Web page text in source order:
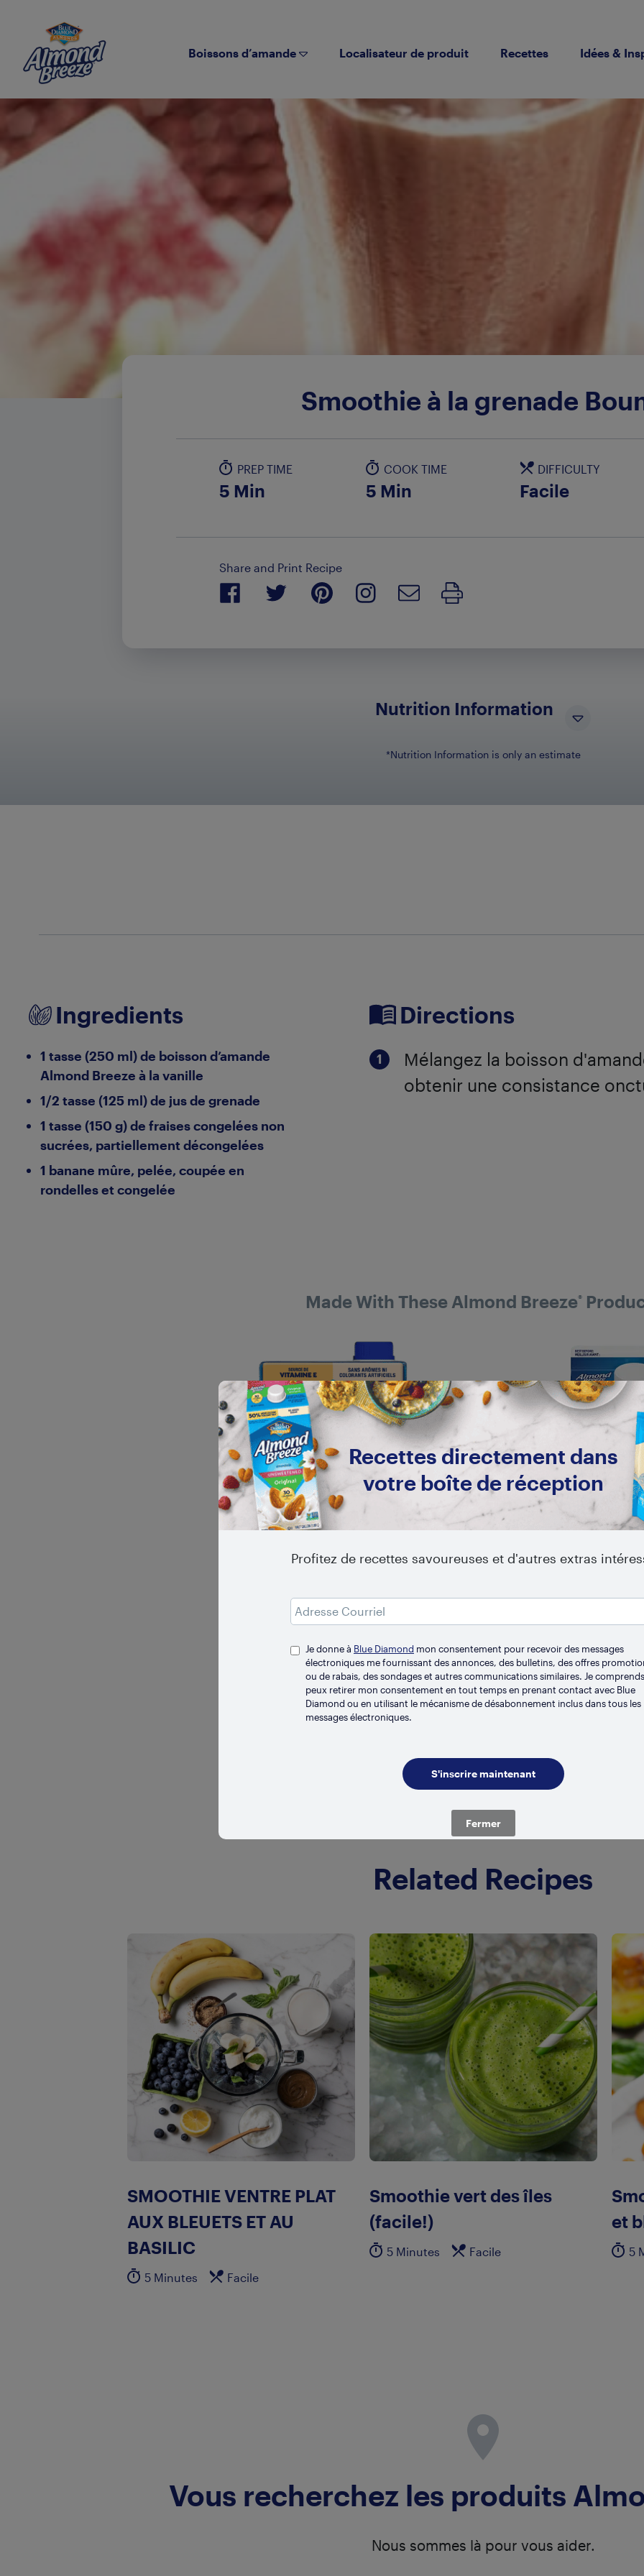
Almond Breeze
Boissons d’amande
Localisateur de produit Recettes Idées &
Smoothie à la grenade
PREP TIME
5 Min
COOK TIME
5 Min
DIFFICULTY
Facile
Share and Print Recipe
Nutrition Information
Sugars
27g
*Nutrition Information is only an estimate
Ingredients
1 tasse (250 ml) de boisson d’amande
Almond Breeze à la vanille
1/2 tasse (125 ml) de jus de grenade
1 tasse (150 g) de fraises congelées non
sucrées, partiellement décongelées
1 banane mûre, pelée, coupée en
rondelles et congelée
Directions
Mélangez la boisson
obtenir une consistance
Made With These Almond Breeze®
LONGUE CONSERVATION
Vanille
Related Recipes
SMOOTHIE VENTRE PLAT
AUX BLEUETS ET AU
BASILIC
5 Minutes Facile
Smoothie vert des îles
(facile!)
5 Minutes Facile
et
5
Vous recherchez les produits
Nous sommes là pour vous aider.
Recettes directement dans
votre boîte de réception
Profitez de recettes savoureuses et d'autres extras
Je donne à Blue Diamond mon consentement pour recevoir des messages
électroniques me fournissant des annonces, des bulletins, des offres
ou de rabais, des sondages et autres communications similaires. Je
peux retirer mon consentement en tout temps en prenant contact avec Blue
Diamond ou en utilisant le mécanisme de désabonnement inclus dans tous les
messages électroniques.
Fermer